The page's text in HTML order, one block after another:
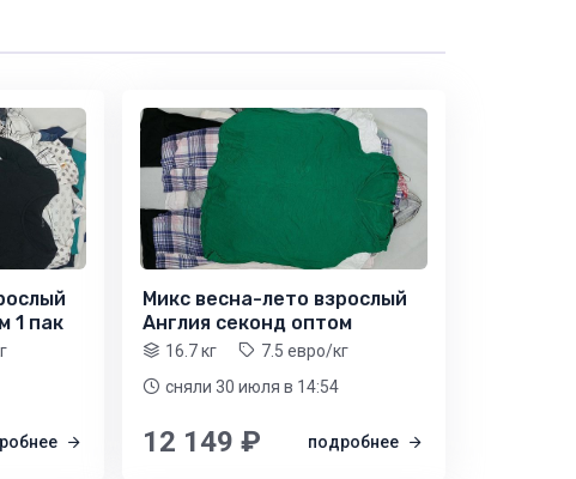
1 пак
Микс весна-лето взрослый
Англия секонд оптом
16.7 кг
7.5 евро/кг
сняли 30 июля в 14:54
12 149 ₽ подробнее